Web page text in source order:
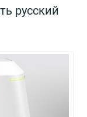
русский